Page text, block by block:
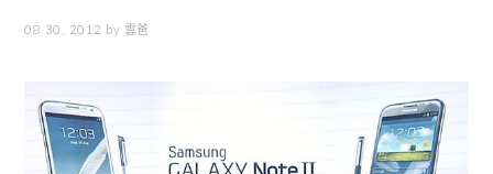
08 30, 2012 by 雲爸